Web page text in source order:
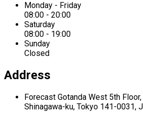
Monday - Friday
08:00 - 20:00
Saturday
08:00 - 19:00
Sunday
Closed
Address
Forecast Gotanda West 5th Floor,
Shinagawa-ku, Tokyo 141-0031,